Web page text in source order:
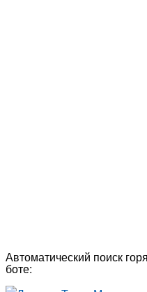
Автоматический поиск
боте: